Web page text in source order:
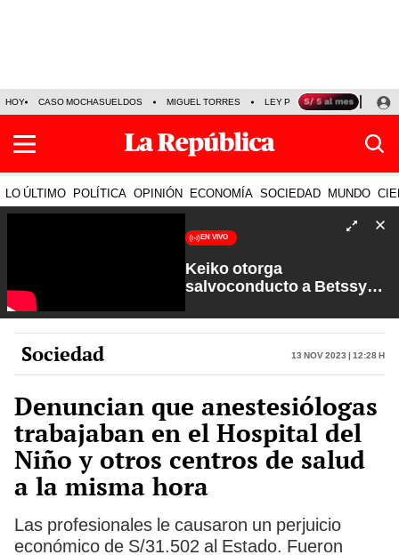
HOY CASO MOCHASUELDOS MIGUEL TORRES LEY PULPÍN PRECIO DEL
LO ÚLTIMO POLÍTICA OPINIÓN ECONOMÍA SOCIEDAD MUNDO
EN VIVO
Keiko otorga
salvoconducto a Betssy
Petroperú | Sin Guion con
Rosa María Palacios
Sociedad 13 Nov 2023 | 12:28 h
Denuncian que anestesiólogas
trabajaban en el Hospital del
Niño y otros centros de salud
a la misma hora
Las profesionales le causaron un perjuicio
económico de S/31.502 al Estado. Fueron